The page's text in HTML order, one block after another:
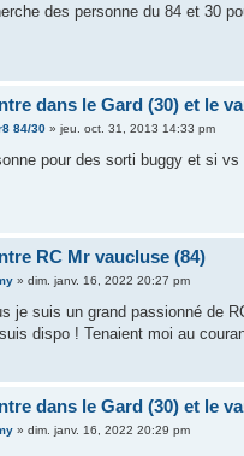
des personne du 84 et 30
dans le Gard (30) et le
84/30» jeu. oct. 31, 2013 14:33 pm
pour des sorti buggy et si
RC Mr vaucluse (84)
» dim. janv. 16, 2022 20:27 pm
je suis un grand passionné de
dispo ! Tenaient moi au
dans le Gard (30) et le
» dim. janv. 16, 2022 20:29 pm